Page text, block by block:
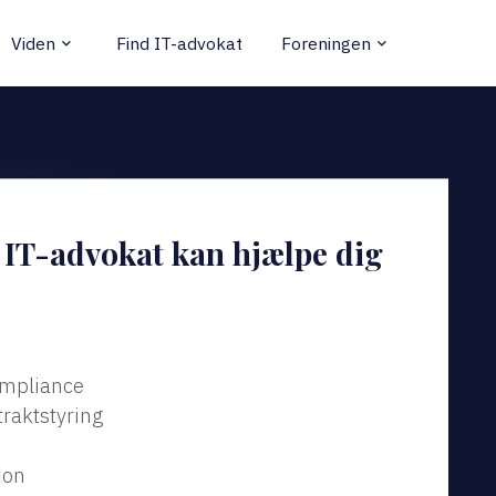
Viden keyboard_arrow_down Find IT-advokat Foreningen keyboard_arrow_down
advokat kan hjælpe dig